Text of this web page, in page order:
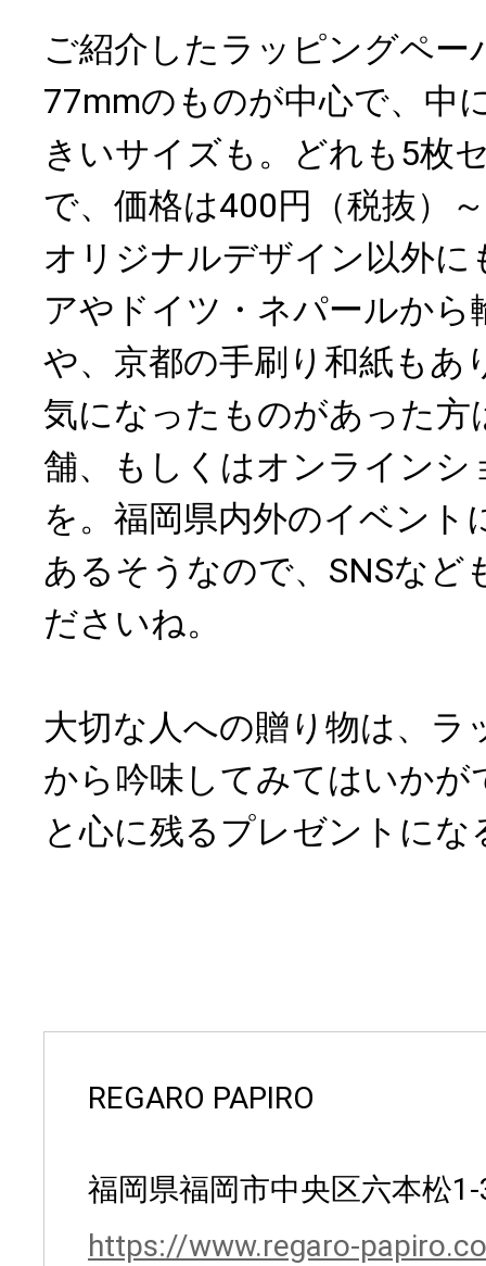
ご紹介したラッピングペー
77mmのものが中心で、中
きいサイズも。どれも5枚
で、価格は400円（税抜）
オリジナルデザイン以外に
アやドイツ・ネパールから
や、京都の手刷り和紙もあ
気になったものがあった方
舗、もしくはオンラインシ
を。福岡県内外のイベント
あるそうなので、SNSなど
ださいね。
大切な人への贈り物は、ラ
から吟味してみてはいかが
と心に残るプレゼントにな
REGARO PAPIRO
福岡県福岡市中央区六本松
https://www.regaro-